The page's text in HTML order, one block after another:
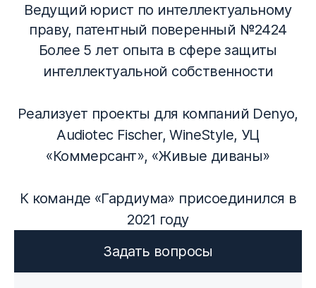
Ведущий юрист по интеллектуальному
праву, патентный поверенный №2424
Более 5 лет опыта в сфере защиты
интеллектуальной собственности
Реализует проекты для компаний Denyo,
Audiotec Fischer, WineStyle, УЦ
«Коммерсант», «Живые диваны»
К команде «Гардиума» присоединился в
2021 году
Задать вопросы